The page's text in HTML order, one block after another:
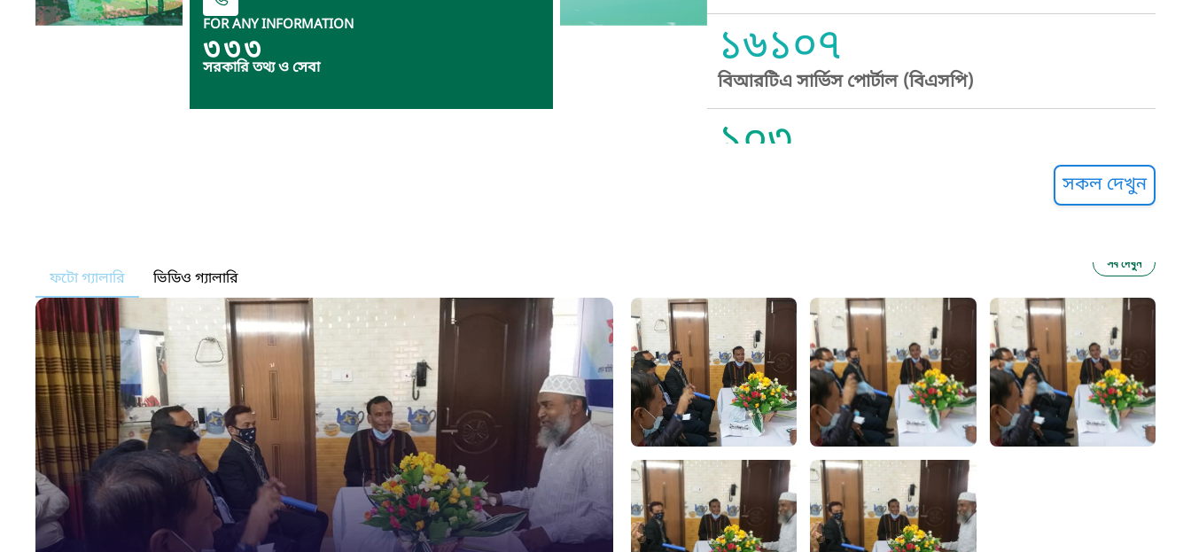
FOR ANY INFORMATION
৩৩৩
সরকারি তথ্য ও সেবা ১৬১০৭
বিআরটিএ সার্ভিস পোর্টাল (বিএসপি)
১০৩
১০৬
দুদক
১০২
দুর্যোগের আগাম বার্তা
১৬১২২
সকল দেখুন
ফটো গ্যালারি ভিডিও গ্যালারি
সব দেখুন